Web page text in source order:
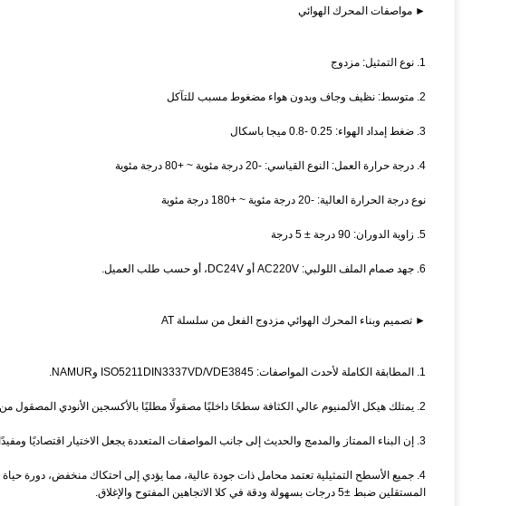
► مواصفات المحرك الهوائي
1. نوع التمثيل: مزدوج
2. متوسط: نظيف وجاف وبدون هواء مضغوط مسبب للتآكل
3. ضغط إمداد الهواء: 0.25 -0.8 ميجا باسكال
4. درجة حرارة العمل: النوع القياسي: -20 درجة مئوية ~ +80 درجة مئوية
نوع درجة الحرارة العالية: -20 درجة مئوية ~ +180 درجة مئوية
5. زاوية الدوران: 90 درجة ± 5 درجة
6. جهد صمام الملف اللولبي: AC220V أو DC24V، أو حسب طلب العميل.
► تصميم وبناء المحرك الهوائي مزدوج الفعل من سلسلة AT
1. المطابقة الكاملة لأحدث المواصفات: ISO5211DIN3337VD/VDE3845 وNAMUR.
2. يمتلك هيكل الألمنيوم عالي الكثافة سطحًا داخليًا مصقولًا مطليًا بالأكسجين الأنودي المصقول من أجل عمر طويل، ومعامل احتكاك منخفض وأداء سريع.
3. إن البناء الممتاز والمدمج والحديث إلى جانب المواصفات المتعددة يجعل الاختيار اقتصاديًا ومفيدًا.
4. جميع الأسطح التمثيلية تعتمد محامل ذات جودة عالية، مما يؤدي إلى احتكاك منخفض، دورة
المستقلين ضبط ±5 درجات بسهولة ودقة في كلا الاتجاهين المفتوح والإغلاق.